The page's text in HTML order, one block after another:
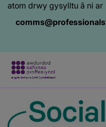
atom drwy gysylltu â ni ar
gynnwys